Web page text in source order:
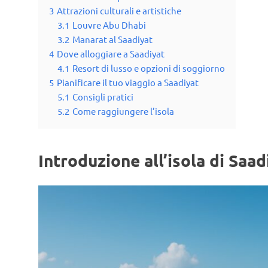
3 Attrazioni culturali e artistiche
3.1 Louvre Abu Dhabi
3.2 Manarat al Saadiyat
4 Dove alloggiare a Saadiyat
4.1 Resort di lusso e opzioni di soggiorno
5 Pianificare il tuo viaggio a Saadiyat
5.1 Consigli pratici
5.2 Come raggiungere l’isola
Introduzione all’isola di